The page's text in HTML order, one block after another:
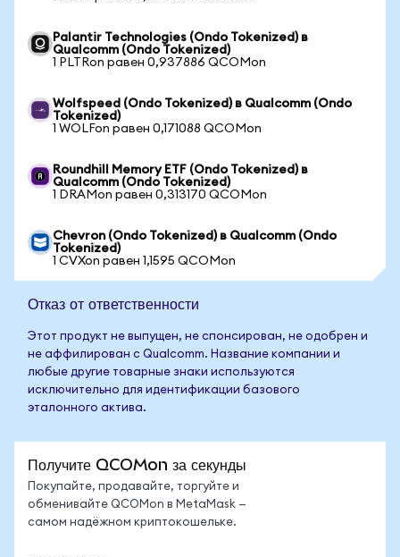
Palantir Technologies (Ondo Tokenized) в
Qualcomm (Ondo Tokenized)
1 PLTRon равен 0,937886 QCOMon
Wolfspeed (Ondo Tokenized) в Qualcomm (Ondo
Tokenized)
1 WOLFon равен 0,171088 QCOMon
Roundhill Memory ETF (Ondo Tokenized) в
Qualcomm (Ondo Tokenized)
1 DRAMon равен 0,313170 QCOMon
Chevron (Ondo Tokenized) в Qualcomm (Ondo
Tokenized)
1 CVXon равен 1,1595 QCOMon
Отказ от ответственности
Этот продукт не выпущен, не спонсирован, не одобрен и
не аффилирован с Qualcomm. Название компании и
любые другие товарные знаки используются
исключительно для идентификации базового
эталонного актива.
Получите QCOMon за секунды
Покупайте, продавайте, торгуйте и
обменивайте QCOMon в MetaMask —
самом надёжном криптокошельке.